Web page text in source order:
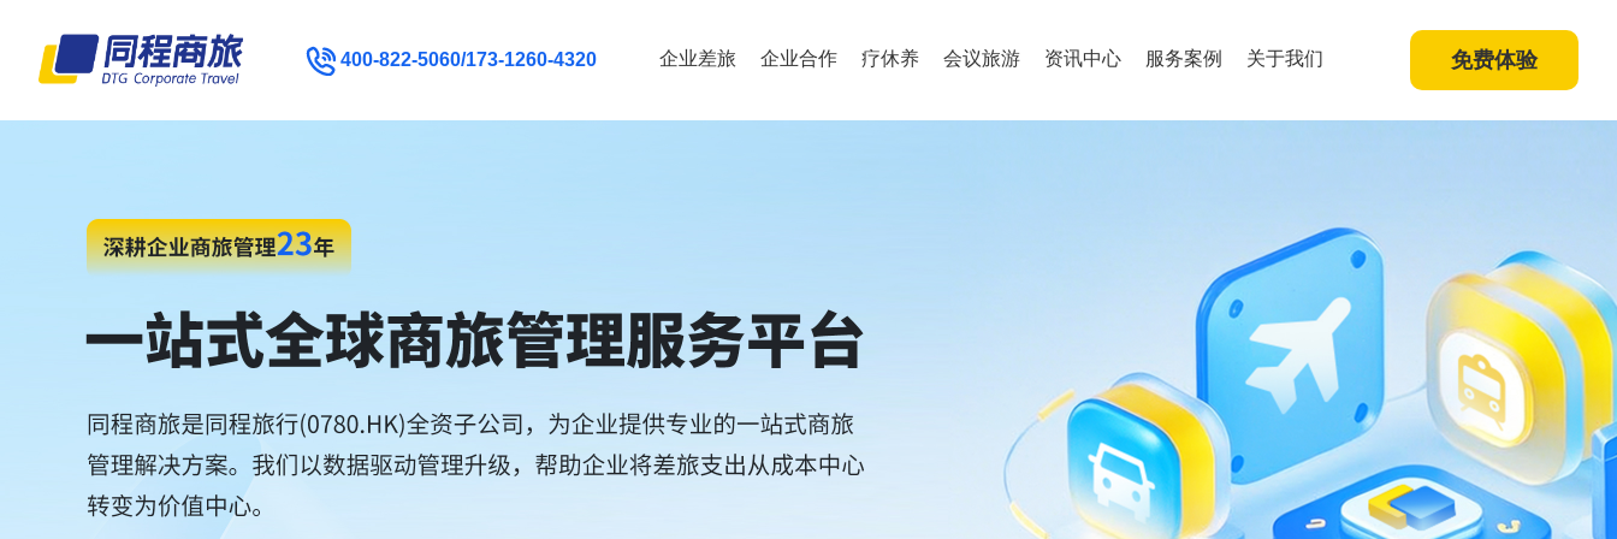
400-822-5060/173-1260-4320 企业差旅 企业合作 疗休养 会议旅游 资讯中心 服务案例 关于我们 免费体验